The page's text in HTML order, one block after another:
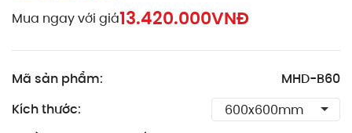
Mua ngay với giá13.420.000VNĐ
Mã sản phẩm:
MHD-B60
Kích thước: